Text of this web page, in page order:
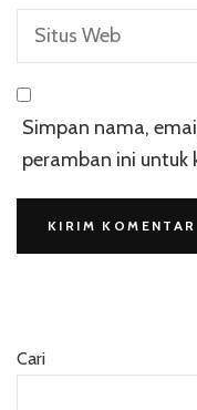
Simpan nama,
peramban ini untuk
Cari